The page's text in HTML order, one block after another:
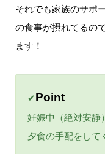
それでも家族のサポ
の食事が摂れてるの
ます！
✔Point
妊娠中（絶対安静
夕食の手配をして